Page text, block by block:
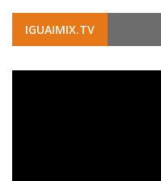
IGUAIMIX.TV